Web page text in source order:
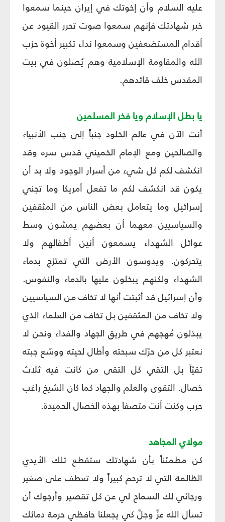
عليه السلام وأن إخوتك في إيران حينما سمعوا
خبر شهادتك فإنهم سمعوا صوت تحرر القيود عن
أقدام المستضعفين وسمعوا نداء تكبير أخوة حزب
الله والمقاومة الإسلامية وهم يُصلون في بيت
المقدس خلف قائدهم.
يا بطل الإسلام ويا فخر المسلمين‏
أنت الآن في عالم الخلود جنباً إلى جنب الأنبياء
والصالحين ومع الإمام الخميني قدس سره وقد
انكشف لكم كل شي‏ء من أسرار الوجود ولا بد أن
يكون قد انكشف لكم ما تفعل أمريكا وما تجني
إسرائيل وما يتعامل بعض الناس من المثقفين
والسياسيين معهما أن بعضهم يمشون وسط
عوائل الشهداء يسمعون أنين أطفالهم ولا
يتحركون. ويدوسون الأرض التي تمتزج بدماء
الشهداء ولكنهم يبخلون عليها بالدماء والنفوس.
وأن إسرائيل قد أثبتت أنها لا تخاف من السياسيين
ولا تخاف من المثقفين بل تخاف من العلماء الذي
يبذلون مُهجهم في طريق الجهاد والفداء ونحن لا
نعتبر كل من حرّك سبحته وأطال لحيته ووسّع جبته
تقيّاً بل التقي كل التقى من كانت فيه ثلاث
خصال. التقوى والعلم والجهاد كما كان الشيخ راغب
حرب وكنت أنت متصفاً بهذه الخصال الحميدة.
مولاي المجاهد
كن مطمئناً بأن شهادتك ستقطع تلك الأيدي
الظالمة التي لا ترحم كبيراً ولا تعطف على صغير
ورجائي لك السماح لي عن كل تقصير وأرجوك أن
تسأل الله عزَّ وجلَّ كي يجعلنا حافظي حرمة دمائك